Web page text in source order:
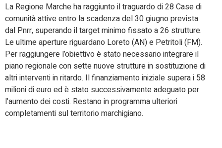
La Regione Marche ha raggiunto il traguardo di 28 Case di
comunità attive entro la scadenza del 30 giugno prevista
dal Pnrr, superando il target minimo fissato a 26 strutture.
Le ultime aperture riguardano Loreto (AN) e Petritoli (FM).
Per raggiungere l’obiettivo è stato necessario integrare il
piano regionale con sette nuove strutture in sostituzione di
altri interventi in ritardo. Il finanziamento iniziale supera i 58
milioni di euro ed è stato successivamente adeguato per
l’aumento dei costi. Restano in programma ulteriori
completamenti sul territorio marchigiano.